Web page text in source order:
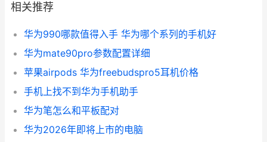
相关推荐
华为990哪款值得入手 华为哪个系列的手机好
华为mate90pro参数配置详细
苹果airpods 华为freebudspro5耳机价格
手机上找不到华为手机助手
华为笔怎么和平板配对
华为2026年即将上市的电脑